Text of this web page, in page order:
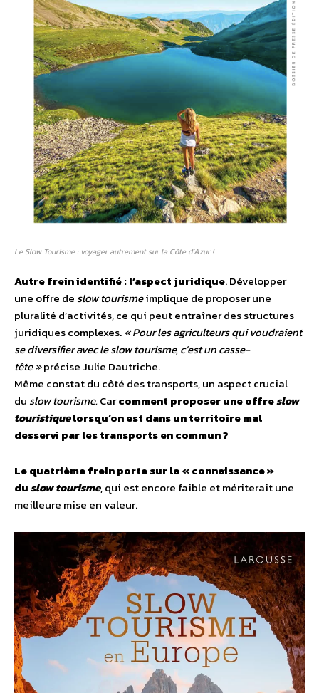
Le Slow Tourisme : voyager autrement sur la Côte d’Azur !
Autre frein identifié : l’aspect juridique. Développer
une offre de slow tourismeimplique de proposer une
pluralité d’activités, ce qui peut entraîner des structures
juridiques complexes.« Pour les agriculteurs qui voudraient
se diversifier avec le slow tourisme, c’est un casse-
tête »précise Julie Dautriche.
Même constat du côté des transports, un aspect crucial
du slow tourisme.Carcomment proposer une offreslow
touristiquelorsqu’on est dans un territoire mal
desservi par les transports en commun ?
Le quatrième frein porte sur la « connaissance »
duslow tourisme, qui est encore faible et mériterait une
meilleure mise en valeur.